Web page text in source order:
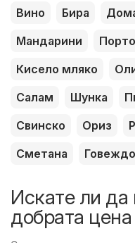
Вино
Бира
Мандарини
Кисело мляко
Салам
Шунка
Свинско
Ориз
Сметана
Говеждо
Искате ли
добрата